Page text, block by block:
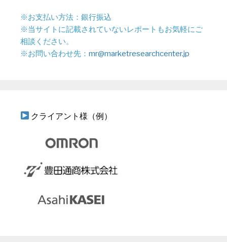
※お支払い方法：銀行振込
※当サイトに記載されていないレポートもお気軽にご
相談ください。
※お問い合わせ先： mr@marketresearchcenter.jp
クライアント様（例）